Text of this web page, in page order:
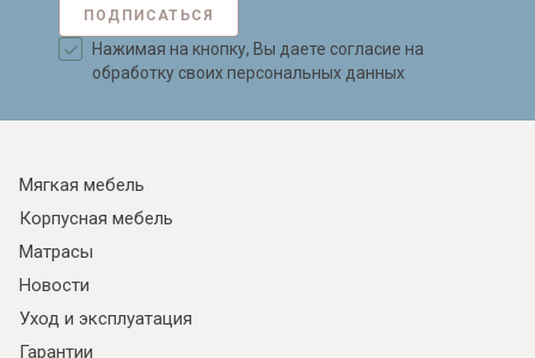
ПОДПИСАТЬСЯ
Нажимая на кнопку, Вы даете согласие на
обработку своих персональных данных
Мягкая мебель
Корпусная мебель
Матрасы
Новости
Уход и эксплуатация
Гарантии